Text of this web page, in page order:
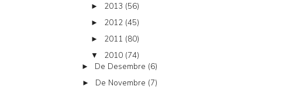
► 2013 (56)
► 2012 (45)
► 2011 (80)
▼ 2010 (74)
► De Desembre (6)
► De Novembre (7)